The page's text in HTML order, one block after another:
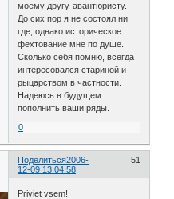
моему другу-авантюристу.
До сих пор я не состоял ни
где, однако историческое
фехтование мне по душе.
Сколько себя помню, всегда
интересовался стариной и
рыцарством в частности.
Надеюсь в будущем
пополнить ваши ряды.
0
Поделиться 51
2006-
12-09 13:04:58
Priviet vsem!